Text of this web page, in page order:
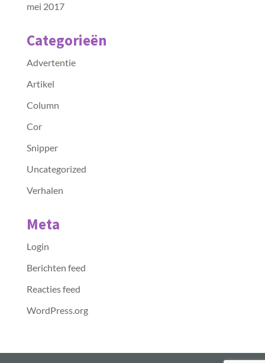
mei 2017
Categorieën
Advertentie
Artikel
Column
Cor
Snipper
Uncategorized
Verhalen
Meta
Login
Berichten feed
Reacties feed
WordPress.org